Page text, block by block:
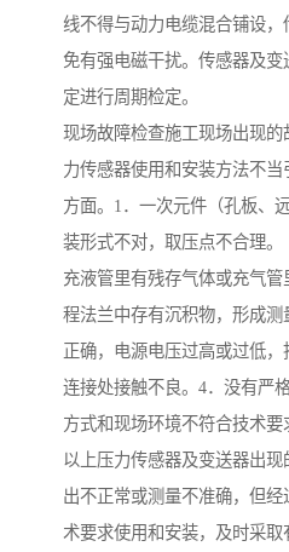
线不得与动力电缆混合铺设
免有强电磁干扰。传感器及
定进行周期检定。
现场故障检查施工现场出现
力传感器使用和安装方法不
方面。1．一次元件（孔板、
装形式不对，取压点不合理
充液管里有残存气体或充气
程法兰中存有沉积物，形成
正确，电源电压过高或过低
连接处接触不良。4．没有严
方式和现场环境不符合技术要
以上压力传感器及变送器出
出不正常或测量不准确，但
术要求使用和安装，及时采